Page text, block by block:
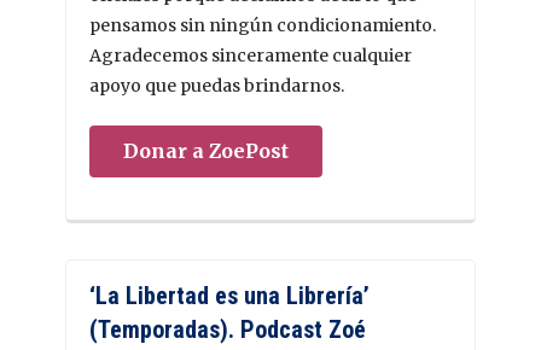
pensamos sin ningún condicionamiento.
Agradecemos sinceramente cualquier
apoyo que puedas brindarnos.
Donar a ZoePost
‘La Libertad es una Librería’
(Temporadas). Podcast Zoé